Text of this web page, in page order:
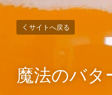
サイトへ戻る
魔法のバ